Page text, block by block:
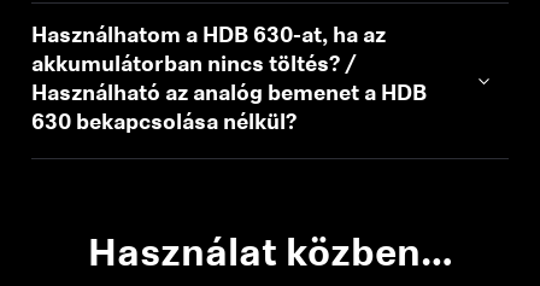
Használhatom a HDB 630-at, ha az
akkumulátorban nincs töltés? /
Használható az analóg bemenet a HDB
630 bekapcsolása nélkül?
Használat közben…